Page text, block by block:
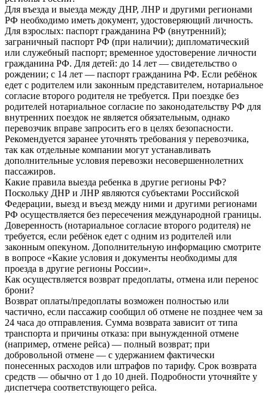
Для въезда и выезда между ДНР, ЛНР и другими регионами
РФ необходимо иметь документ, удостоверяющий личность.
Для взрослых: паспорт гражданина РФ (внутренний);
заграничный паспорт РФ (при наличии); дипломатический
или служебный паспорт; временное удостоверение личности
гражданина РФ. Для детей: до 14 лет — свидетельство о
рождении; с 14 лет — паспорт гражданина РФ. Если ребёнок
едет с родителем или законным представителем, нотариальное
согласие второго родителя не требуется. При поездке без
родителей нотариальное согласие по законодательству РФ для
внутренних поездок не является обязательным, однако
перевозчик вправе запросить его в целях безопасности.
Рекомендуется заранее уточнять требования у перевозчика,
так как отдельные компании могут устанавливать
дополнительные условия перевозки несовершеннолетних
пассажиров.
Какие правила выезда ребенка в другие регионы РФ?
Поскольку ДНР и ЛНР являются субъектами Российской
Федерации, выезд и въезд между ними и другими регионами
РФ осуществляется без пересечения международной границы.
Доверенность (нотариальное согласие второго родителя) не
требуется, если ребёнок едет с одним из родителей или
законным опекуном. Дополнительную информацию смотрите
в вопросе «Какие условия и документы необходимы для
проезда в другие регионы России».
Как осуществляется возврат предоплаты, отмена или перенос
брони?
Возврат оплаты/предоплаты возможен полностью или
частично, если пассажир сообщил об отмене не позднее чем за
24 часа до отправления. Сумма возврата зависит от типа
транспорта и причины отказа: при вынужденной отмене
(например, отмене рейса) — полный возврат; при
добровольной отмене — с удержанием фактически
понесенных расходов или штрафов по тарифу. Срок возврата
средств — обычно от 1 до 10 дней. Подробности уточняйте у
диспетчера соответствующего рейса.